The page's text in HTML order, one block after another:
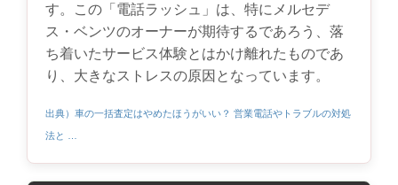
す。この「電話ラッシュ」は、特にメルセデ
ス・ベンツのオーナーが期待するであろう、落
ち着いたサービス体験とはかけ離れたものであ
り、大きなストレスの原因となっています。
出典）車の一括査定はやめたほうがいい？ 営業電話やトラブルの対処
法と …